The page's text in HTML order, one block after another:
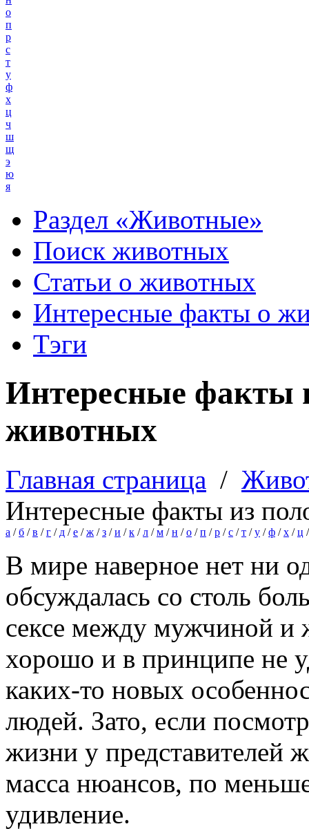
о
п
р
с
т
у
ф
х
ц
ч
ш
щ
э
ю
я
Раздел «Животные»
Поиск животных
Статьи о животных
Интересные факты о
Тэги
Интересные факты
животных
Главная страница /
Интересные факты из
а /б /в /г / д /е /ж /з /и /к /л /м /н /о /п /р /с /т /у /ф /х /ц
В мире наверное нет ни
обсуждалась со столь
сексе между мужчиной
хорошо и в принципе не
каких-то новых
людей. Зато, если
жизни у представителей
масса нюансов, по
удивление.